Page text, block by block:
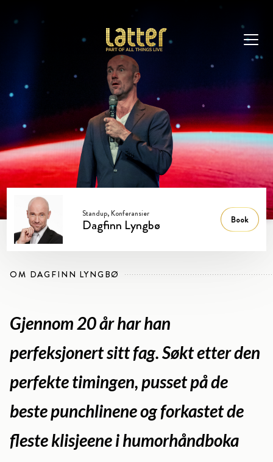
Standup, Konferansier
Dagfinn Lyngbø Book
OM DAGFINN LYNGBØ
Gjennom 20 år har han
perfeksjonert sitt fag. Søkt etter den
perfekte timingen, pusset på de
beste punchlinene og forkastet de
fleste klisjeene i humorhåndboka